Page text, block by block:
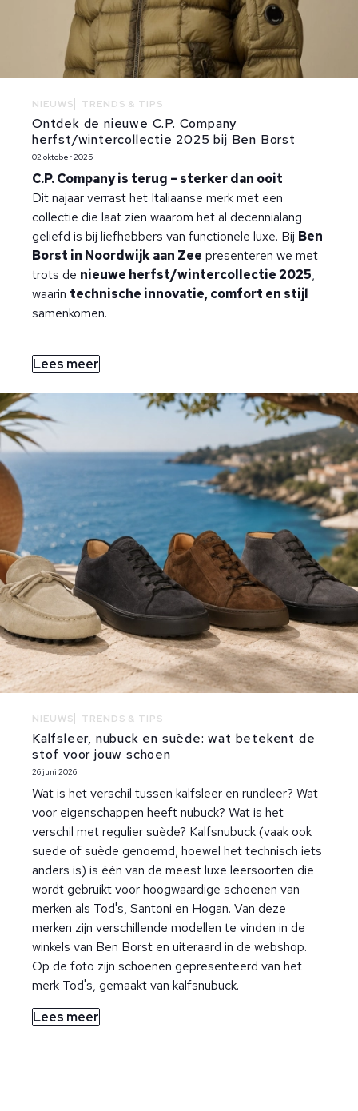
NIEUWS TRENDS & TIPS
Ontdek de nieuwe C.P. Company
herfst/wintercollectie 2025 bij Ben Borst
02 oktober 2025
C.P. Company is terug – sterker dan ooit
Dit najaar verrast het Italiaanse merk met een
collectie die laat zien waarom het al decennialang
geliefd is bij liefhebbers van functionele luxe. Bij Ben
Borst in Noordwijk aan Zee presenteren we met
trots de nieuwe herfst/wintercollectie 2025,
waarin technische innovatie,comfort en stijl
samenkomen.
Lees meer
NIEUWS TRENDS & TIPS
Kalfsleer, nubuck en suède: wat betekent de
stof voor jouw schoen
26 juni 2026
Wat is het verschil tussen kalfsleer en rundleer? Wat
voor eigenschappen heeft nubuck? Wat is het
verschil met regulier suède? Kalfsnubuck (vaak ook
suede of suède genoemd, hoewel het technisch iets
anders is) is één van de meest luxe leersoorten die
wordt gebruikt voor hoogwaardige schoenen van
merken als Tod's, Santoni en Hogan. Van deze
merken zijn verschillende modellen te vinden in de
winkels van Ben Borst en uiteraard in de webshop.
Op de foto zijn schoenen gepresenteerd van het
merk Tod's, gemaakt van kalfsnubuck.
Lees meer